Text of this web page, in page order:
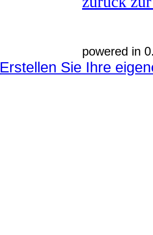
powered in
Erstellen Sie Ihre